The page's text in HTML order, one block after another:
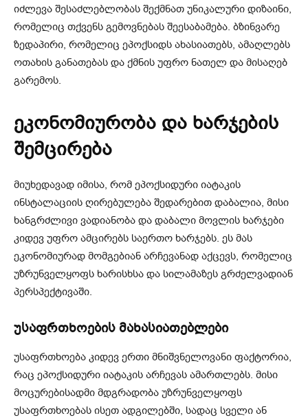
იძლევა შესაძლებლობას შექმნათ უნიკალური დიზაინი,
რომელიც თქვენს გემოვნებას შეესაბამება. ბზინვარე
ზედაპირი, რომელიც ეპოქსიდს ახასიათებს, ამაღლებს
ოთახის განათებას და ქმნის უფრო ნათელ და მისაღებ
გარემოს.
ეკონომიურობა და ხარჯების
შემცირება
მიუხედავად იმისა, რომ ეპოქსიდური იატაკის
ინსტალაციის ღირებულება შედარებით დაბალია, მისი
ხანგრძლივი ვადიანობა და დაბალი მოვლის ხარჯები
კიდევ უფრო ამცირებს საერთო ხარჯებს. ეს მას
ეკონომიურად მომგებიან არჩევანად აქცევს, რომელიც
უზრუნველყოფს ხარისხსა და სილამაზეს გრძელვადიან
პერსპექტივაში.
უსაფრთხოების მახასიათებლები
უსაფრთხოება კიდევ ერთი მნიშვნელოვანი ფაქტორია,
რაც ეპოქსიდური იატაკის არჩევას ამართლებს. მისი
მოცურებისადმი მდგრადობა უზრუნველყოფს
უსაფრთხოებას ისეთ ადგილებში, სადაც სველი ან